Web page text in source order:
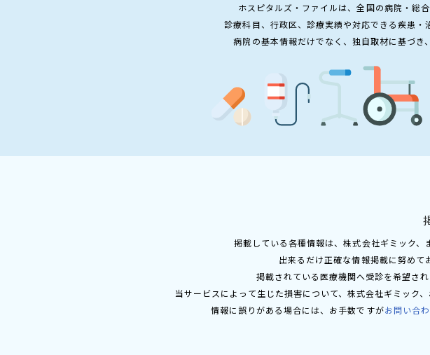
ホスピタルズ・ファイルは、全国の病院・総
診療科目、行政区、診療実績や対応できる疾患・
病院の基本情報だけでなく、独自取材に基づき
掲載している各種情報は、株式会社ギミック、
出来るだけ正確な情報掲載に努めて
掲載されている医療機関へ受診を希望さ
当サービスによって生じた損害について、株式会社ギミック
情報に誤りがある場合には、お手数ですがお問い合